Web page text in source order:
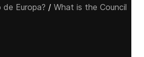
de Europa? / What is the Council